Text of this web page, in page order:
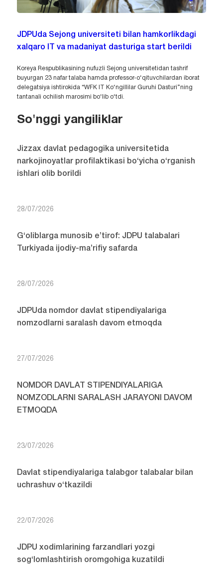
JDPUda Sejong universiteti bilan hamkorlikdagi
xalqaro IT va madaniyat dasturiga start berildi
Koreya Respublikasining nufuzli Sejong universitetidan tashrif
buyurgan 23 nafar talaba hamda professor-o‘qituvchilardan iborat
delegatsiya ishtirokida “WFK IT Ko‘ngillilar Guruhi Dasturi”ning
tantanali ochilish marosimi bo‘lib o‘tdi.
So'nggi yangiliklar
Jizzax davlat pedagogika universitetida
narkojinoyatlar profilaktikasi bo‘yicha o‘rganish
ishlari olib borildi
28/07/2026
G‘oliblarga munosib e’tirof: JDPU talabalari
Turkiyada ijodiy-ma’rifiy safarda
28/07/2026
JDPUda nomdor davlat stipendiyalariga
nomzodlarni saralash davom etmoqda
27/07/2026
NOMDOR DAVLAT STIPENDIYALARIGA
NOMZODLARNI SARALASH JARAYONI DAVOM
ETMOQDA
23/07/2026
Davlat stipendiyalariga talabgor talabalar bilan
uchrashuv o‘tkazildi
22/07/2026
JDPU xodimlarining farzandlari yozgi
sog‘lomlashtirish oromgohiga kuzatildi